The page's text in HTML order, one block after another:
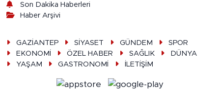
Son Dakika Haberleri
Haber Arşivi
GAZİANTEP SİYASET GÜNDEM
SPOR
EKONOMİ
ÖZEL HABER SAĞLIK
DÜNYA
YAŞAM
GASTRONOMİ İLETİŞİM